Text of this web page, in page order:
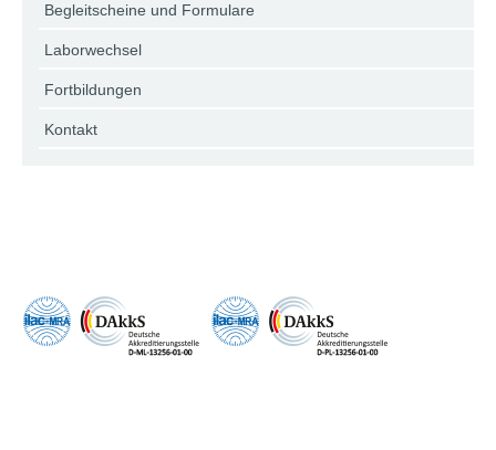
Begleitscheine und Formulare
Laborwechsel
Fortbildungen
Kontakt